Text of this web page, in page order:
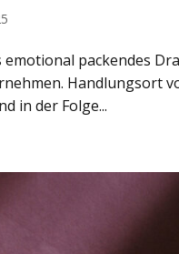
packendes
Handlungsort
in der Folge...